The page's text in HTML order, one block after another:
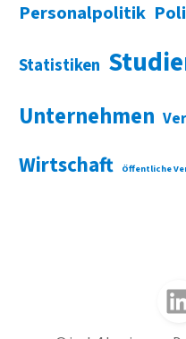
Personalpolitik
Statistiken
Unternehmen
Wirtschaft Öffentliche